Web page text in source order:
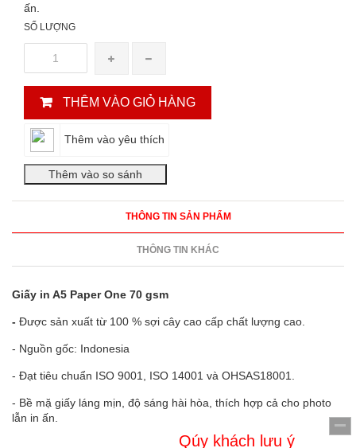
ấn.
SỐ LƯỢNG
THÊM VÀO GIỎ HÀNG
Thêm vào yêu thích
THÔNG TIN SẢN PHẨM
THÔNG TIN KHÁC
Giấy in A5 Paper One 70 gsm
- Được sản xuất từ 100 % sợi cây cao cấp chất lượng cao.
- Nguồn gốc: Indonesia
- Đạt tiêu chuẩn ISO 9001, ISO 14001 và OHSAS18001.
- Bề mặ giấy láng mịn, độ sáng hài hòa, thích hợp cả cho photo
lẫn in ấn.